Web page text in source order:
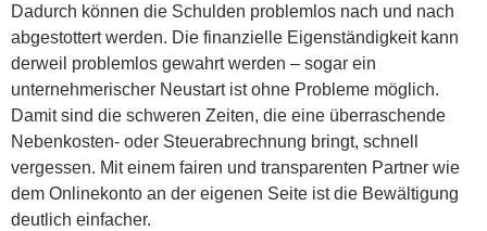
Dadurch können die Schulden problemlos nach und nach
abgestottert werden. Die finanzielle Eigenständigkeit kann
derweil problemlos gewahrt werden – sogar ein
unternehmerischer Neustart ist ohne Probleme möglich.
Damit sind die schweren Zeiten, die eine überraschende
Nebenkosten- oder Steuerabrechnung bringt, schnell
vergessen. Mit einem fairen und transparenten Partner wie
dem Onlinekonto an der eigenen Seite ist die Bewältigung
deutlich einfacher.